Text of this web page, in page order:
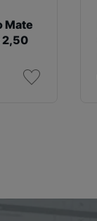
Mate
2,50